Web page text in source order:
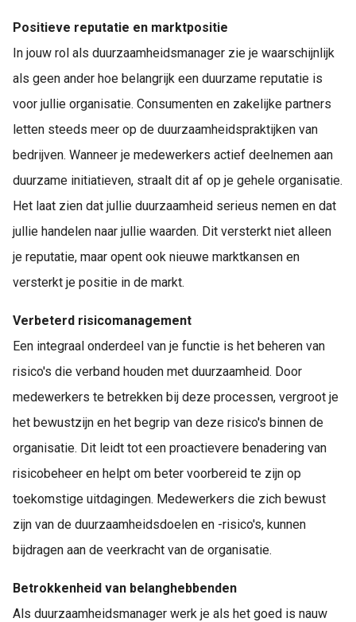
Positieve reputatie en marktpositie
In jouw rol als duurzaamheidsmanager zie je waarschijnlijk
als geen ander hoe belangrijk een duurzame reputatie is
voor jullie organisatie. Consumenten en zakelijke partners
letten steeds meer op de duurzaamheidspraktijken van
bedrijven. Wanneer je medewerkers actief deelnemen aan
duurzame initiatieven, straalt dit af op je gehele organisatie.
Het laat zien dat jullie duurzaamheid serieus nemen en dat
jullie handelen naar jullie waarden. Dit versterkt niet alleen
je reputatie, maar opent ook nieuwe marktkansen en
versterkt je positie in de markt.
Verbeterd risicomanagement
Een integraal onderdeel van je functie is het beheren van
risico's die verband houden met duurzaamheid. Door
medewerkers te betrekken bij deze processen, vergroot je
het bewustzijn en het begrip van deze risico's binnen de
organisatie. Dit leidt tot een proactievere benadering van
risicobeheer en helpt om beter voorbereid te zijn op
toekomstige uitdagingen. Medewerkers die zich bewust
zijn van de duurzaamheidsdoelen en -risico's, kunnen
bijdragen aan de veerkracht van de organisatie.
Betrokkenheid van belanghebbenden
Als duurzaamheidsmanager werk je als het goed is nauw